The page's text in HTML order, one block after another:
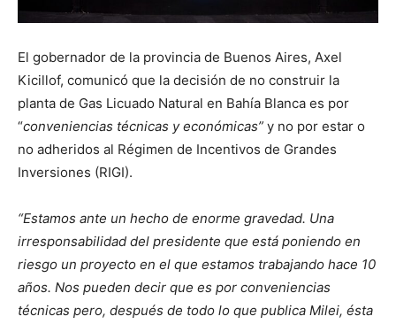
El gobernador de la provincia de Buenos Aires, Axel
Kicillof, comunicó que la decisión de no construir la
planta de Gas Licuado Natural en Bahía Blanca es por
“conveniencias técnicas y económicas” y no por estar o
no adheridos al Régimen de Incentivos de Grandes
Inversiones (RIGI).
“Estamos ante un hecho de enorme gravedad. Una
irresponsabilidad del presidente que está poniendo en
riesgo un proyecto en el que estamos trabajando hace 10
años. Nos pueden decir que es por conveniencias
técnicas pero, después de todo lo que publica Milei, ésta